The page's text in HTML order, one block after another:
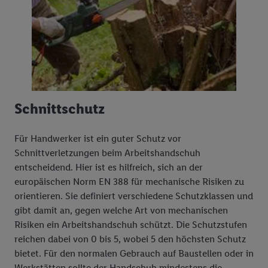
Schnittschutz
Für Handwerker ist ein guter Schutz vor
Schnittverletzungen beim Arbeitshandschuh
entscheidend. Hier ist es hilfreich, sich an der
europäischen Norm EN 388 für mechanische Risiken zu
orientieren. Sie definiert verschiedene Schutzklassen und
gibt damit an, gegen welche Art von mechanischen
Risiken ein Arbeitshandschuh schützt. Die Schutzstufen
reichen dabei von 0 bis 5, wobei 5 den höchsten Schutz
bietet. Für den normalen Gebrauch auf Baustellen oder in
Ihr Nutzungsverhalten in den Lidl-Diensten zu erfassen.
Insbesondere können Sie mittels dieser Technologie auch auf
Diensten wiedererkannt werden, die von Dritten betrieben
werden, damit wir Ihnen dort personalisierte Werbung
ausspielen können. Sie können Ihre Einwilligung speziell zur
Nutzung der Utiq-Technologie - zusätzlich zur weiter unten
erläuterten Möglichkeit, Ihre Einwilligung generell zu
widerrufen - jederzeit auch über
Telekommunikations-basierten Utiq-Technologie für digitales
Marketing“ am unteren Ende dieser Einwilligung (nur für die
Lidl-Dienste) widerrufen. Weitere Informationen finden Sie in
denDatenschutzbestimmungen von Utiq.
Durch einen Klick auf „Ablehnen“ können Sie nur den Einsatz
notwendiger Techniken zulassen. Durch einen Klick auf
„Zustimmen“ stimmen Sie allen Verarbeitungen zu sämtlichen
vorgenannten Zwecken unter Einbindung sämtlicher
genannten Partner zu. Weitere Informationen, auch zur
Speicherdauer der Daten und zu Ihrem Recht, Ihre